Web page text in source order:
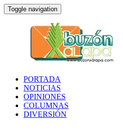
Toggle navigation
PORTADA
NOTICIAS
OPINIONES
COLUMNAS
DIVERSIÓN